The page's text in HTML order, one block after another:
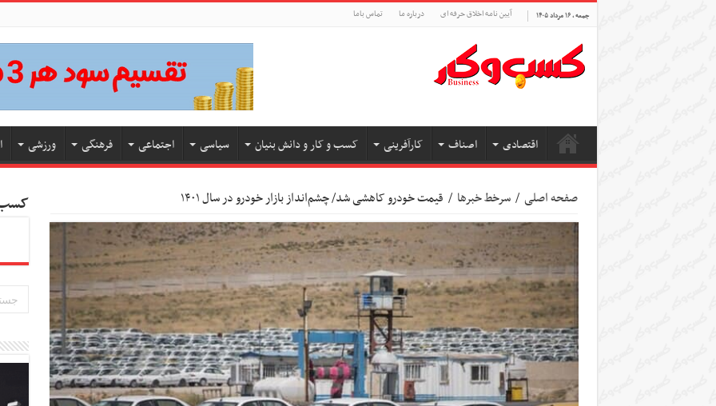
جمعه , ۱۶ مرداد ۱۴۰۵ آیین نامه اخلاق حرفه ای درباره ما تماس باما
اقتصادی اصناف کارآفرینی کسب و کار و دانش بنیان سیاسی اجتماعی فرهنگی ورزشی
صفحه اصلی / سرخط خبرها / قیمت خودرو کاهشی شد/ چشم‌انداز بازار خودرو در سال ۱۴۰۱ کسب